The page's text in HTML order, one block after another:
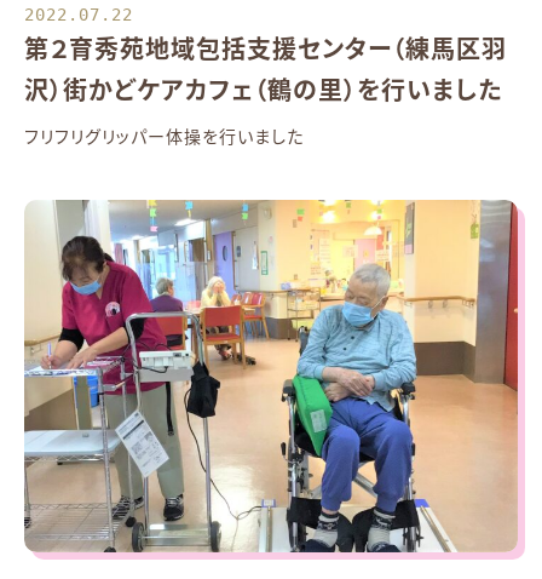
2022.07.22
第２育秀苑地域包括支援センター（練馬区羽
沢）街かどケアカフェ（鶴の里）を行いました
フリフリグリッパー体操を行いました